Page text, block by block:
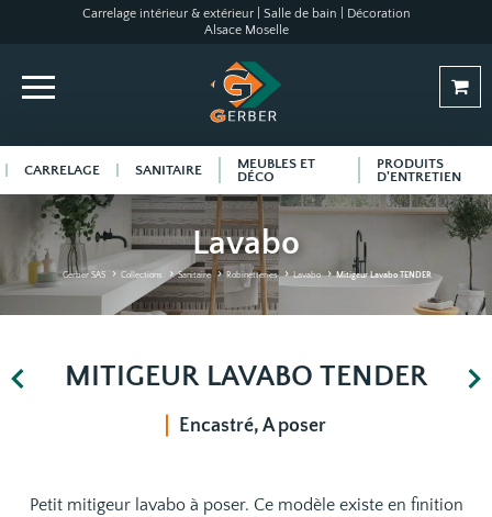
Carrelage intérieur & extérieur | Salle de bain | Décoration
Alsace Moselle
CARRELAGE SANITAIRE
MEUBLES ET
DÉCO
PRODUITS
D'ENTRETIEN
Lavabo
Gerber SAS Collections Sanitaire Robinetteries Lavabo Mitigeur Lavabo TENDER
MITIGEUR LAVABO TENDER
Encastré, A poser
Petit mitigeur lavabo à poser. Ce modèle existe en finition